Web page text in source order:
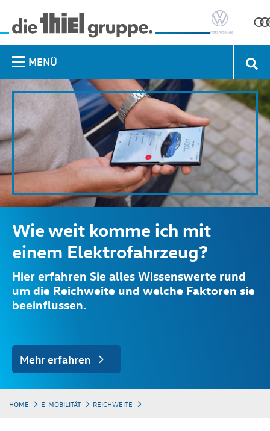
MENÜ
Wie weit komme ich mit
einem Elektrofahrzeug?
Hier erfahren Sie alles Wissenswerte rund
um die Reichweite und welche Faktoren sie
beeinflussen.
Mehr erfahren
HOME E-MOBILITÄT REICHWEITE